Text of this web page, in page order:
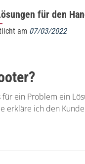
für den
am 07/03/2022
ein Problem ein
erkläre ich den